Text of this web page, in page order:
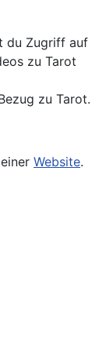
du Zugriff auf
zu Tarot
zu Tarot.
Website.